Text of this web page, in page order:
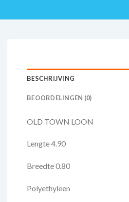
BESCHRIJVING
BEOORDELINGEN (0)
OLD TOWN LOON
Lengte 4.90
Breedte 0.80
Polyethyleen